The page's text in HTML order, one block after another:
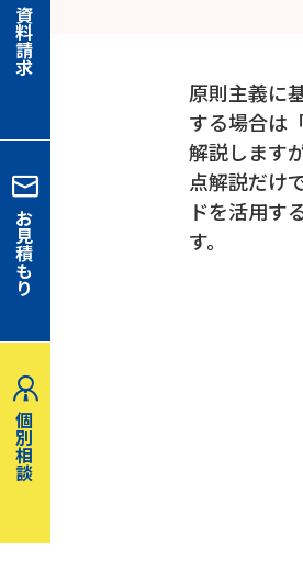
原則主義に
する場合は
解説します
点解説だけ
ドを活用す
す。
資
料
請
求
お
見
積
も
り
個
別
相
談